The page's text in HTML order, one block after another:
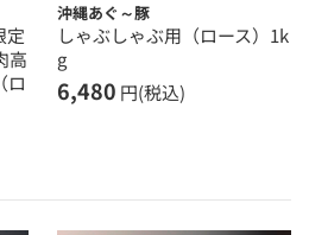
定
高
ロ
沖縄あぐ～豚
しゃぶしゃぶ用（ロース）1k
g
6,480 円(税込)